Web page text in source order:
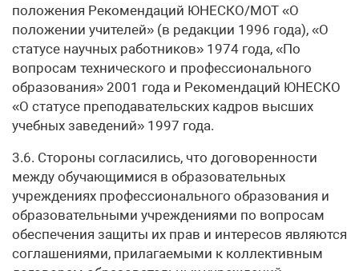
положения Рекомендаций ЮНЕСКО/МОТ «О
положении учителей» (в редакции 1996 года), «О
статусе научных работников» 1974 года, «По
вопросам технического и профессионального
образования» 2001 года и Рекомендаций ЮНЕСКО
«О статусе преподавательских кадров высших
учебных заведений» 1997 года.
3.6. Стороны согласились, что договоренности
между обучающимися в образовательных
учреждениях профессионального образования и
образовательными учреждениями по вопросам
обеспечения защиты их прав и интересов являются
соглашениями, прилагаемыми к коллективным